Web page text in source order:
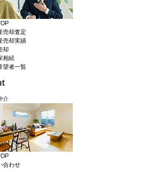
売却査定
売却実績
却
相続
望者一覧
介
合わせ